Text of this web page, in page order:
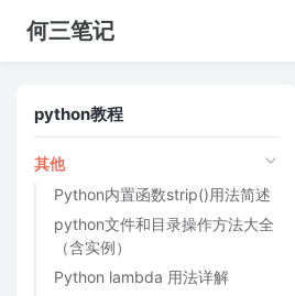
何三笔记
python教程
其他
Python内置函数strip()用法简述
python文件和目录操作方法大全
（含实例）
Python lambda 用法详解